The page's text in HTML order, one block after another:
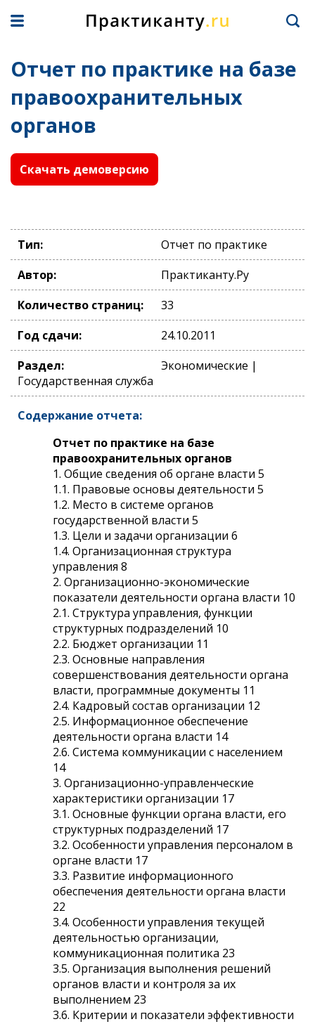
Отчет по практике на базе
правоохранительных
органов
Скачать демоверсию
Тип:
Отчет по практике
Автор:
Практиканту.Ру
Количество страниц:
33
Год сдачи:
24.10.2011
Раздел:
Экономические |
Государственная служба
Содержание отчета:
Отчет по практике на базе
правоохранительных органов
1. Общие сведения об органе власти 5
1.1. Правовые основы деятельности 5
1.2. Место в системе органов
государственной власти 5
1.3. Цели и задачи организации 6
1.4. Организационная структура
управления 8
2. Организационно-экономические
показатели деятельности органа власти 10
2.1. Структура управления, функции
структурных подразделений 10
2.2. Бюджет организации 11
2.3. Основные направления
совершенствования деятельности органа
власти, программные документы 11
2.4. Кадровый состав организации 12
2.5. Информационное обеспечение
деятельности органа власти 14
2.6. Система коммуникации с населением
14
3. Организационно-управленческие
характеристики организации 17
3.1. Основные функции органа власти, его
структурных подразделений 17
3.2. Особенности управления персоналом в
органе власти 17
3.3. Развитие информационного
обеспечения деятельности органа власти
22
3.4. Особенности управления текущей
деятельностью организации,
коммуникационная политика 23
3.5. Организация выполнения решений
органов власти и контроля за их
выполнением 23
3.6. Критерии и показатели эффективности